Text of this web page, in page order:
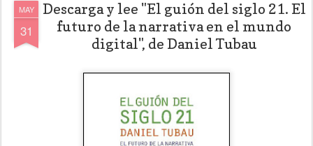
MAY
31
Descarga y lee "El guión del siglo 21. El
futuro de la narrativa en el mundo
digital", de Daniel Tubau